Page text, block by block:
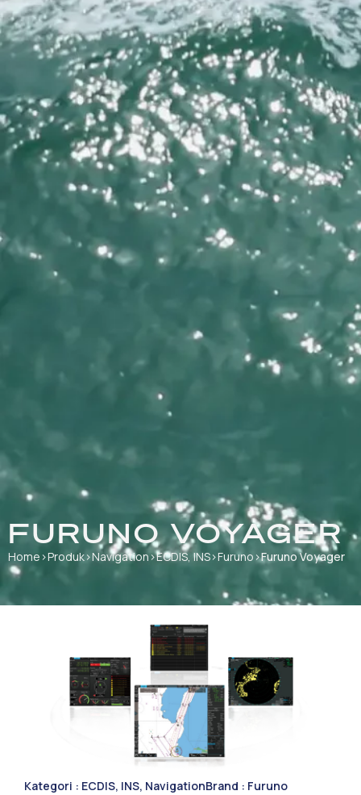
FURUNO VOYAGER
Home ›Produk›Navigation›ECDIS, INS›Furuno ›Furuno Voyager
Kategori : ECDIS, INS, NavigationBrand : Furuno